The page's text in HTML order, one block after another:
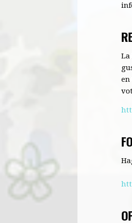
La
en